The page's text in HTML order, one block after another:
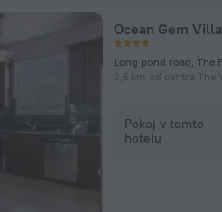
Ocean Gem Villa
Long pond road, The
2,5 km od centra The
Pokoj v tomto
hotelu